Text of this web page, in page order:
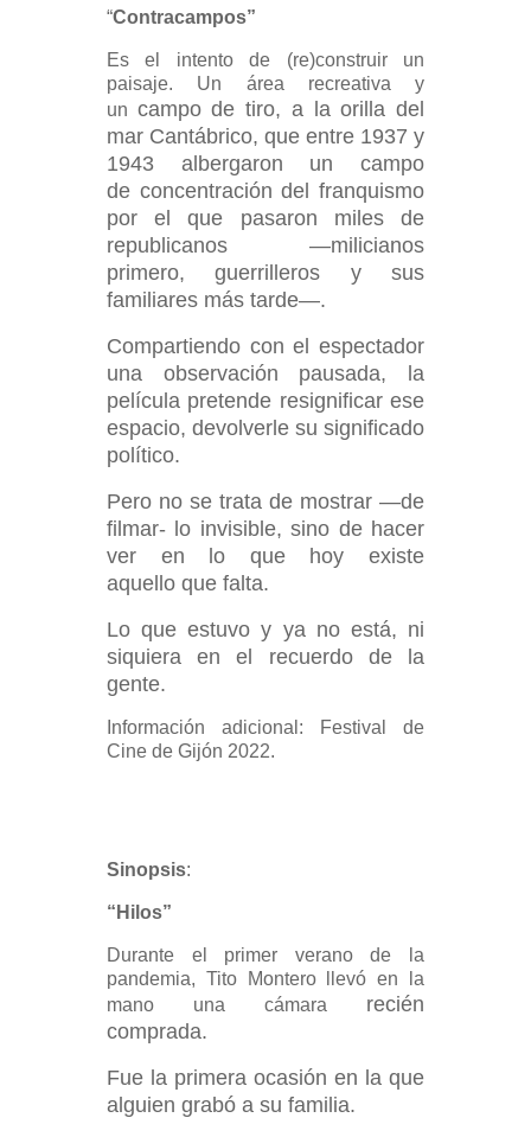
“Contracampos”
Es el intento de (re)construir un
paisaje. Un área recreativa y
un campo de tiro, a la orilla del
mar Cantábrico, que entre 1937 y
1943 albergaron un campo
de concentración del franquismo
por el que pasaron miles de
republicanos —milicianos
primero,guerrilleros y sus
familiares más tarde—.
Compartiendo con el espectador
una observación pausada, la
película pretende resignificar ese
espacio, devolverle su significado
político.
Pero no se trata de mostrar —de
filmar- lo invisible, sino de hacer
ver en lo que hoy existe
aquello que falta.
Lo que estuvo y ya no está, ni
siquiera en el recuerdo de la
gente.
Información adicional: Festival de
Cine de Gijón 2022.
Sinopsis:
“Hilos”
Durante el primer verano de la
pandemia, Tito Montero llevó en la
mano una cámara
recién
comprada.
Fue la primera ocasión en la que
alguien grabó a su familia.